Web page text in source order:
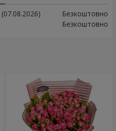
Безкоштовно
Безкоштовно